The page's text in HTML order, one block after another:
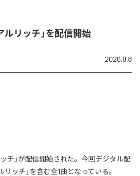
リッチ」を配信開始
2026.8.8
チ」が配信開始された。今回デジタル配
ッチ」を含む全1曲となっている。